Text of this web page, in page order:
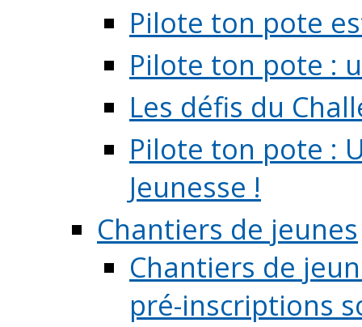
Pilote ton pote
Pilote ton pote :
Les défis du
Pilote ton pote :
Jeunesse !
Chantiers de jeunes
Chantiers de
pré-inscriptions